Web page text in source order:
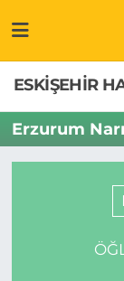
ESKİŞEHİR
Erzurum
ASAYİŞ
İletişim
Süper
Tüm
Son